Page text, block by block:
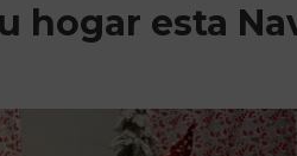
hogar esta